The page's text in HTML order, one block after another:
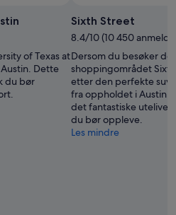
of Texas at
Dette
du bør
Sixth Street
8.4/10 (10 450
Dersom du besøker
shoppingområdet
etter den perfekte
fra oppholdet i Austin.
det fantastiske utelivet
du bør oppleve.
Les mindre